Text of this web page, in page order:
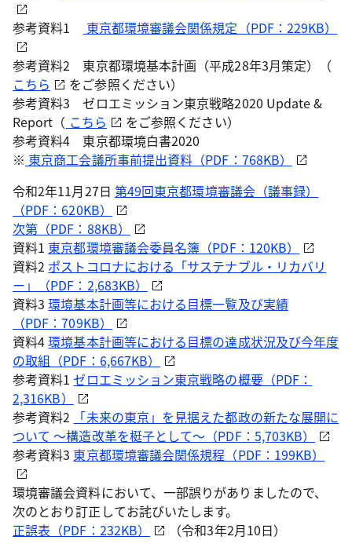
参考資料1
東京都環境審議会関係規定（PDF：229KB）
参考資料2 東京都環境基本計画（平成28年3月策定）（
こちら
をご参照ください）
参考資料3 ゼロエミッション東京戦略2020 Update &
Report（ こちら
をご参照ください）
参考資料4 東京都環境白書2020
※ 東京商工会議所事前提出資料（PDF：768KB）
令和2年11月27日 第49回東京都環境審議会（議事録）
（PDF：620KB）
次第（PDF：88KB）
資料1 東京都環境審議会委員名簿（PDF：120KB）
資料2 ポストコロナにおける「サステナブル・リカバリ
ー」（PDF：2,683KB）
資料3環境基本計画等における目標一覧及び実績
（PDF：709KB）
資料4環境基本計画等における目標の達成状況及び今年度
の取組（PDF：6,667KB）
参考資料1ゼロエミッション東京戦略の概要（PDF：
2,316KB）
参考資料2
「未来の東京」を見据えた都政の新たな展開に
ついて ～構造改革を梃子として～（PDF：5,703KB）
参考資料3 東京都環境審議会関係規程（PDF：199KB）
環境審議会資料において、一部誤りがありましたので、
次のとおり訂正してお詫びいたします。
正誤表（PDF：232KB）
（令和3年2月10日）